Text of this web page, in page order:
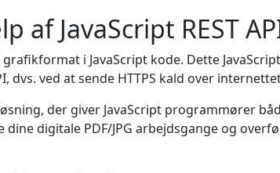
af JavaScript REST
i JavaScript kode. Dette
dvs. ved at sende HTTPS kald over
der giver JavaScript programmører
digitale PDF/JPG arbejdsgange og